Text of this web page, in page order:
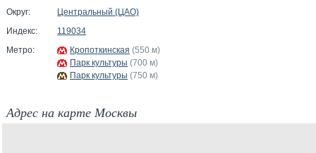
Округ:
Центральный (ЦАО)
Индекс:
119034
Метро:
Кропоткинская (550 м)
Парк культуры (700 м)
Парк культуры (750 м)
Адрес на карте Москвы